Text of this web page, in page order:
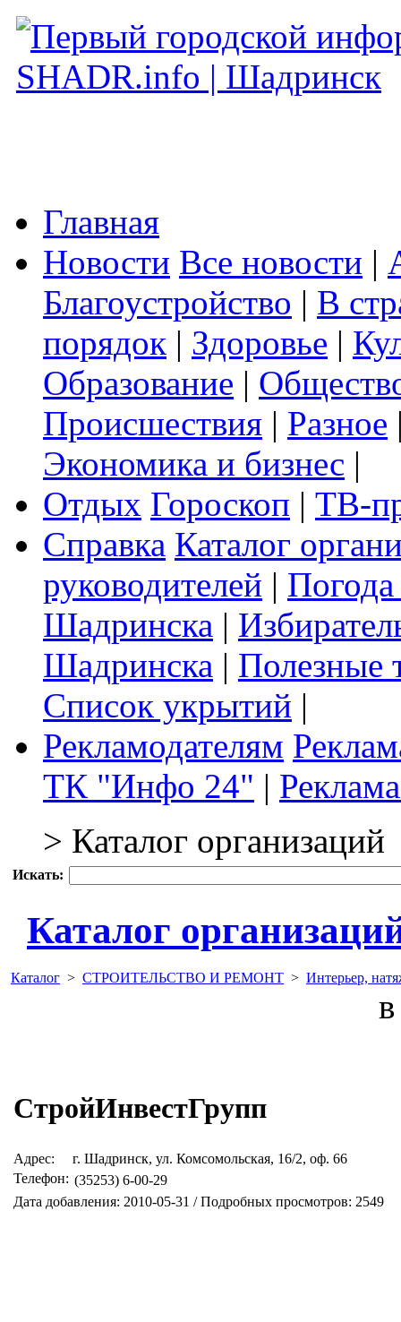
Главная
Новости Все новости |
Благоустройство | В
порядок | Здоровье |
Образование |
Происшествия | Разное
Экономика и бизнес |
Отдых Гороскоп | ТВ-
Справка Каталог
руководителей |
Шадринска |
Шадринска | Полезные
Список укрытий |
Рекламодателям
ТК "Инфо 24" |
> Каталог организаций
Искать:
Каталог
Каталог > СТРОИТЕЛЬСТВО И РЕМОНТ > Интерьер,
СтройИнвестГрупп
Адрес:
г. Шадринск, ул. Комсомольская, 16/2, оф. 66
Телефон: (35253) 6-00-29
Дата добавления: 2010-05-31 / Подробных просмотров: 2549